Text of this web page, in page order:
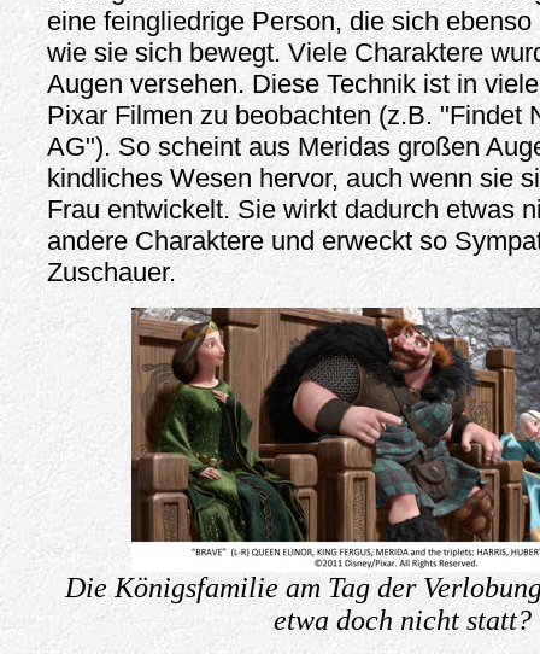
eine feingliedrige Person, die sich
wie sie sich bewegt. Viele Charaktere
Augen versehen. Diese Technik ist in
Pixar Filmen zu beobachten (z.B. "Findet
AG"). So scheint aus Meridas großen
kindliches Wesen hervor, auch wenn sie
Frau entwickelt. Sie wirkt dadurch etwas
andere Charaktere und erweckt so
Zuschauer.
Die Königsfamilie am Tag der
etwa doch nicht statt?